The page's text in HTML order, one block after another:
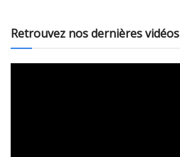
Retrouvez nos dernières vidéos